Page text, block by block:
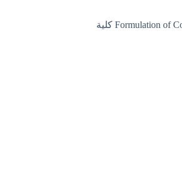
حلا المومني خريجة جامعة الشرق الأوسط بتخصص Formulation of Cosmetics and Chemical Products كلية